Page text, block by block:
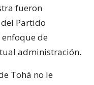
fueron
Partido
de
administración.
Tohá no le